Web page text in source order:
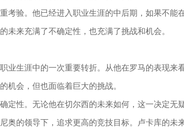
考验。他已经进入职业生涯的中后期，如果不
未来充满了不确定性，也充满了挑战和机会。
业生涯中的一次重要转折。从他在罗马的表现
机会，但也面临着巨大的挑战。
定性。无论他在切尔西的未来如何，这一决定
奥的领导下，追求更高的竞技目标。卢卡库的未